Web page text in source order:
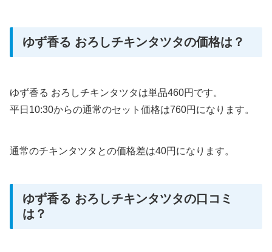
ゆず香る おろしチキンタツタの価格は？
ゆず香る おろしチキンタツタは単品460円です。
平日10:30からの通常のセット価格は760円になります。
通常のチキンタツタとの価格差は40円になります。
ゆず香る おろしチキンタツタの口コミ
は？